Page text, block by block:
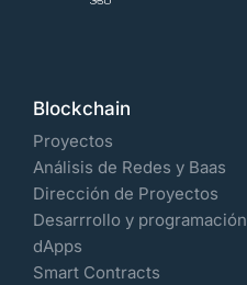
Blockchain
Proyectos
Análisis de Redes y Baas
Dirección de Proyectos
Desarrrollo y programación
dApps
Smart Contracts